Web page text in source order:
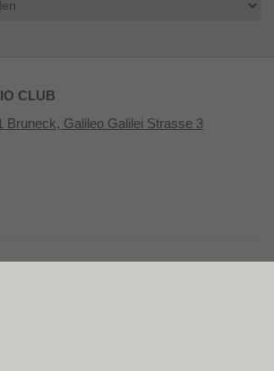
CLUB
Bruneck, Galileo Galilei Strasse 3